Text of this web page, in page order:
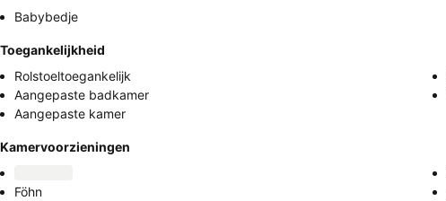
Babybedje
Toegankelijkheid
Rolstoeltoegankelijk
Aangepaste badkamer
Aangepaste kamer
Kamervoorzieningen
Föhn